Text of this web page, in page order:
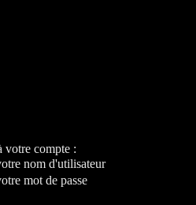
votre compte :
nom d'utilisateur
mot de passe